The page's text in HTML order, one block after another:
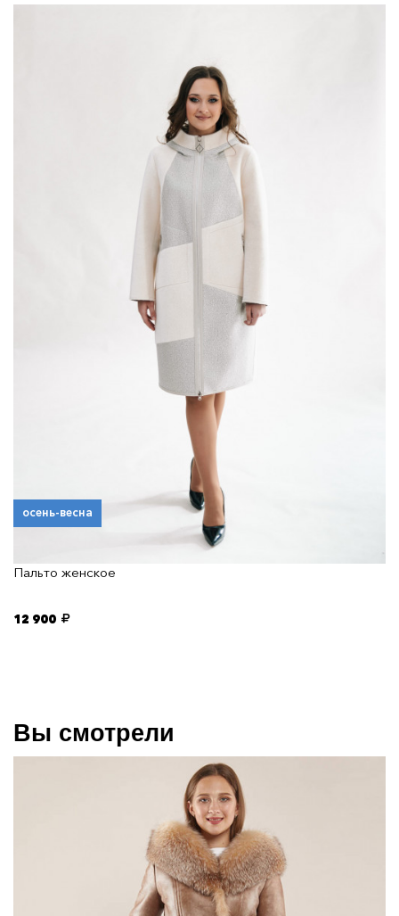
осень-весна
Пальто женское
12 900
Вы смотрели